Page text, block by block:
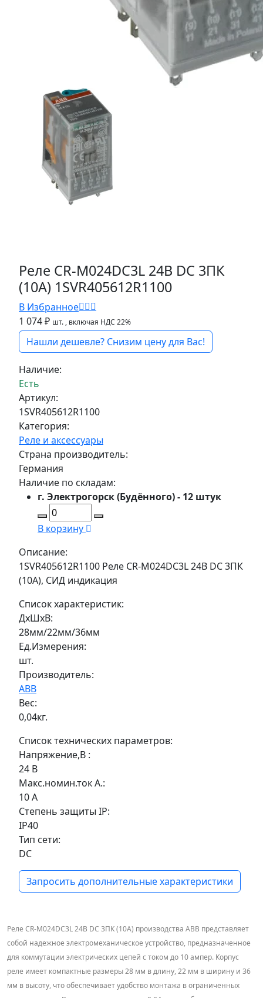
Реле CR-M024DC3L 24B DC 3ПК
(10A) 1SVR405612R1100
В Избранное
1 074 ₽ шт. , включая НДС 22%
Нашли дешевле? Снизим цену для Вас!
Наличие:
Есть
Артикул:
1SVR405612R1100
Категория:
Реле и аксессуары
Страна производитель:
Германия
Наличие по складам:
г. Электрогорск (Будённого) - 12 штук
В корзину
Описание:
1SVR405612R1100 Реле CR-M024DC3L 24B DC 3ПК
(10A), СИД индикация
Список характеристик:
ДxШxВ:
28мм/22мм/36мм
Ед.Измерения:
шт.
Производитель:
ABB
Вес:
0,04кг.
Список технических параметров:
Напряжение,В :
24 В
Макс.номин.ток А.:
10 А
Степень защиты IP:
IP40
Тип сети:
DС
Запросить дополнительные характеристики
Реле CR-M024DC3L 24B DC 3ПК (10A) производства ABB представляет
собой надежное электромеханическое устройство, предназначенное
для коммутации электрических цепей с током до 10 ампер. Корпус
реле имеет компактные размеры 28 мм в длину, 22 мм в ширину и 36
мм в высоту, что обеспечивает удобство монтажа в ограниченных